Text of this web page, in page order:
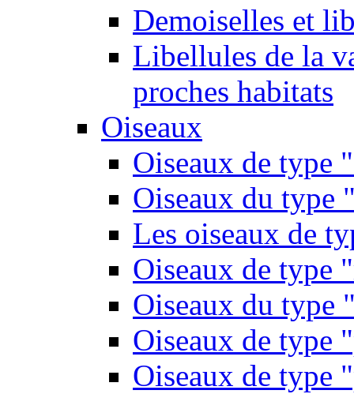
Demoiselles et
Libellules de la
proches habitats
Oiseaux
Oiseaux de type
Oiseaux du type
Les oiseaux de
Oiseaux de type
Oiseaux du type
Oiseaux de type
Oiseaux de type